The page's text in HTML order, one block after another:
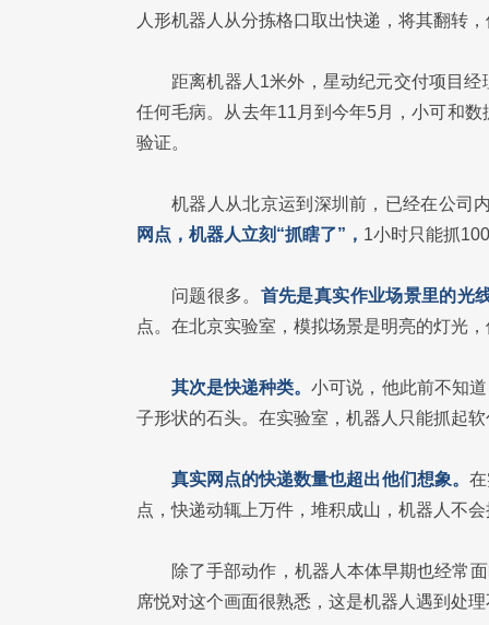
人形机器人从分拣格口取出快递，将其翻转
距离机器人1米外，星动纪元交付项目
任何毛病。从去年11月到今年5月，小可和
验证。
机器人从北京运到深圳前，已经在公司
网点，机器人立刻“抓瞎了”， 1小时只能抓
问题很多。 首先是真实作业场景里的光
点。在北京实验室，模拟场景是明亮的灯光
其次是快递种类。小可说，他此前不知
子形状的石头。在实验室，机器人只能抓起
真实网点的快递数量也超出他们想象。
点，快递动辄上万件，堆积成山，机器人不
除了手部动作，机器人本体早期也经常
席悦对这个画面很熟悉，这是机器人遇到处